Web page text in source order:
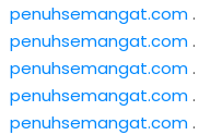
penuhsemangat.com.
penuhsemangat.com.
penuhsemangat.com.
penuhsemangat.com.
penuhsemangat.com.